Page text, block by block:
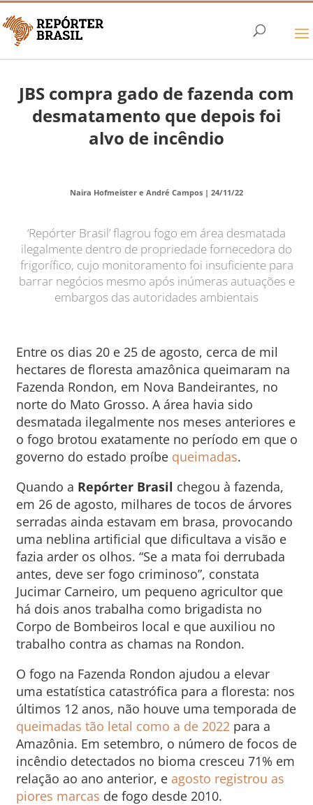
JBS compra gado de fazenda com
desmatamento que depois foi
alvo de incêndio
Naira Hofmeister e André Campos | 24/11/22
‘Repórter Brasil’ flagrou fogo em área desmatada
ilegalmente dentro de propriedade fornecedora do
frigorífico, cujo monitoramento foi insuficiente para
barrar negócios mesmo após inúmeras autuações e
embargos das autoridades ambientais
Entre os dias 20 e 25 de agosto, cerca de mil
hectares de floresta amazônica queimaram na
Fazenda Rondon, em Nova Bandeirantes, no
norte do Mato Grosso. A área havia sido
desmatada ilegalmente nos meses anteriores e
o fogo brotou exatamente no período em que o
governo do estado proíbe queimadas.
Quando a Repórter Brasil chegou à fazenda,
em 26 de agosto, milhares de tocos de árvores
serradas ainda estavam em brasa, provocando
uma neblina artificial que dificultava a visão e
fazia arder os olhos. “Se a mata foi derrubada
antes, deve ser fogo criminoso”, constata
Jucimar Carneiro, um pequeno agricultor que
há dois anos trabalha como brigadista no
Corpo de Bombeiros local e que auxiliou no
trabalho contra as chamas na Rondon.
O fogo na Fazenda Rondon ajudou a elevar
uma estatística catastrófica para a floresta: nos
últimos 12 anos, não houve uma temporada de
queimadas tão letal como a de 2022para a
Amazônia. Em setembro, o número de focos de
incêndio detectados no bioma cresceu 71% em
relação ao ano anterior, e agosto registrou as
piores marcas de fogo desde 2010.